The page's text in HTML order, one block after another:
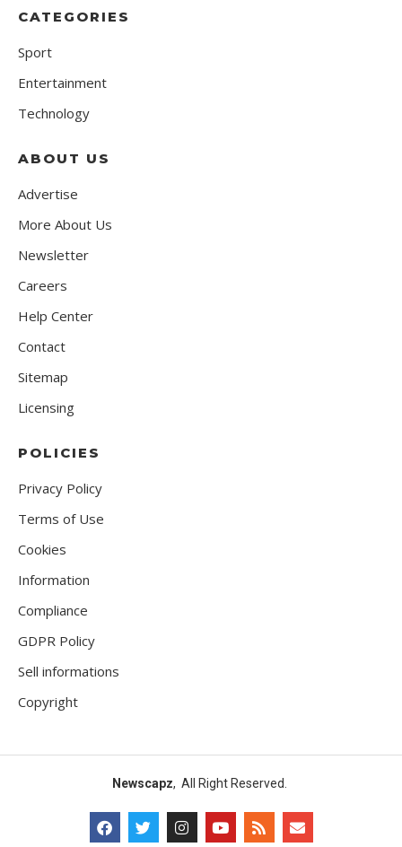
CATEGORIES
Sport
Entertainment
Technology
ABOUT US
Advertise
More About Us
Newsletter
Careers
Help Center
Contact
Sitemap
Licensing
POLICIES
Privacy Policy
Terms of Use
Cookies
Information
Compliance
GDPR Policy
Sell informations
Copyright
Newscapz, All Right Reserved.